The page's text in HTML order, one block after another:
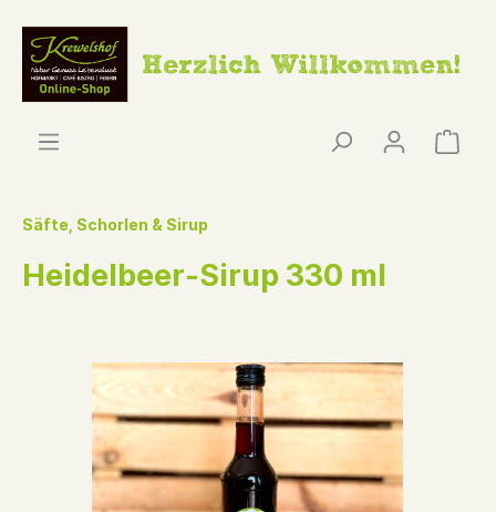
Säfte, Schorlen & Sirup
Heidelbeer-Sirup 330 ml